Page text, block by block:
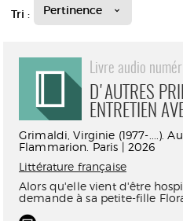
Tri : Pertinence
Livre audio
D'AUTRES
ENTRETIEN
Grimaldi, Virginie (1977-....).
Flammarion. Paris | 2026
Littérature française
Alors qu'elle vient d'être
demande à sa petite-fille